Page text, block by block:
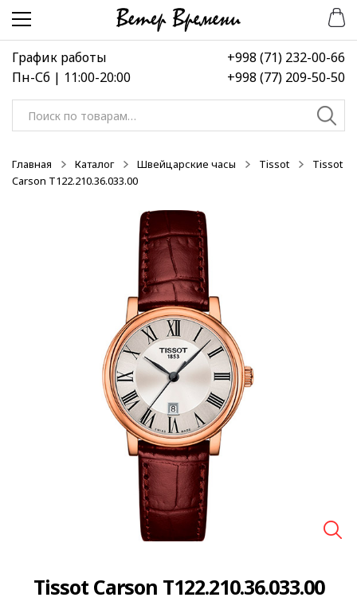
Перейти
навигации
Перейти
содержимому
График работы
Пн-Сб | 11:00-20:00
+998 (71) 232-00-66
+998 (77) 209-50-50
Искать:
Главная Каталог Швейцарские часы Tissot
Tissot
Carson T122.210.36.033.00
Tissot Carson T122.210.36.033.00
-40%